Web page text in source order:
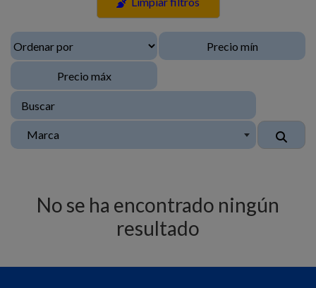
Marca
No se ha encontrado ningún
resultado